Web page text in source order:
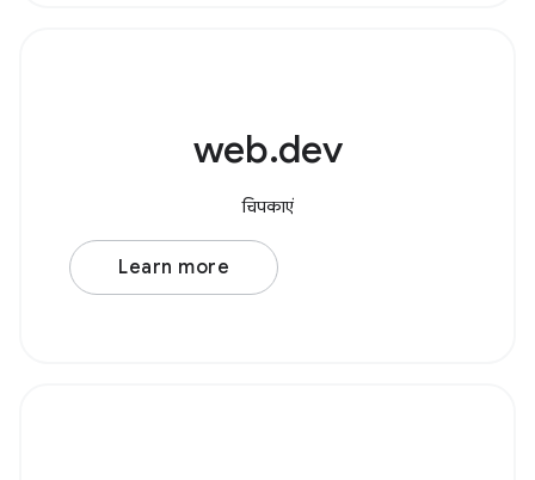
web.dev
चिपकाएं
Learn more